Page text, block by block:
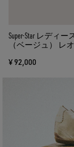
Super-Star レディ
（ベージュ） レ
¥ 92,000